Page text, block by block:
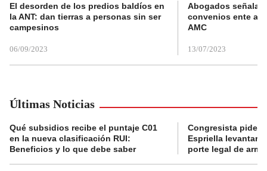
El desorden de los predios baldíos en
la ANT: dan tierras a personas sin ser
campesinos
06/09/2023
Abogados
convenios ente
AMC
13/07/2023
Últimas Noticias
Qué subsidios recibe el puntaje C01
en la nueva clasificación RUI:
Beneficios y lo que debe saber
Congresista pide a
Espriella levantar
porte legal de